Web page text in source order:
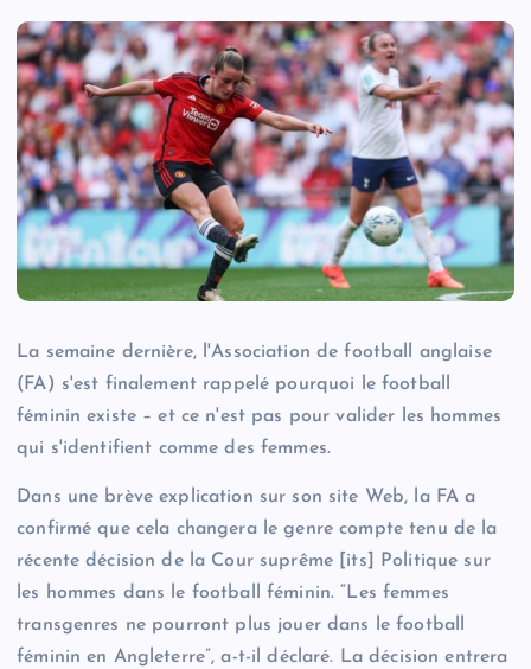
La semaine dernière, l'Association de football anglaise
(FA) s'est finalement rappelé pourquoi le football
féminin existe – et ce n'est pas pour valider les hommes
qui s'identifient comme des femmes.
Dans une brève explication sur son site Web, la FA a
confirmé que cela changera le genre compte tenu de la
récente décision de la Cour suprême [its] Politique sur
les hommes dans le football féminin. “Les femmes
transgenres ne pourront plus jouer dans le football
féminin en Angleterre”, a-t-il déclaré. La décision entrera